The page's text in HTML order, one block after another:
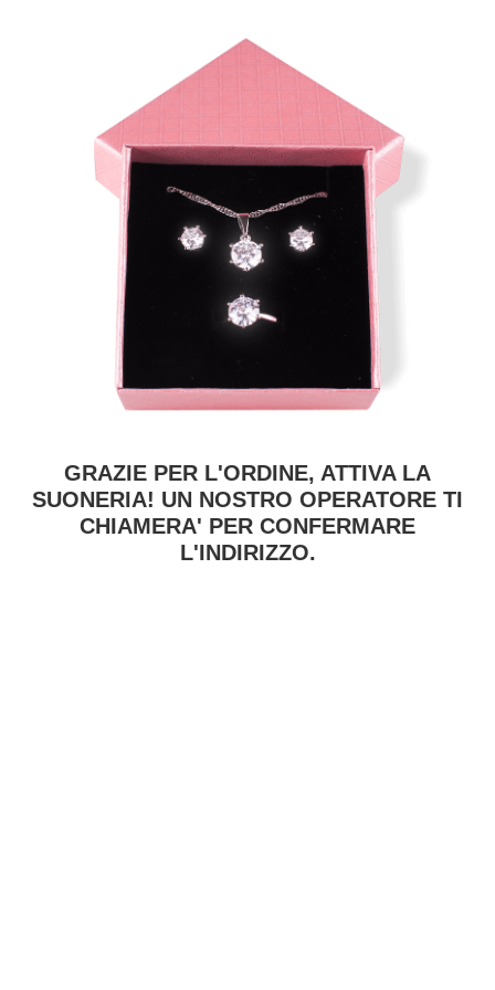
GRAZIE PER L'ORDINE, ATTIVA LA
SUONERIA! UN NOSTRO OPERATORE TI
CHIAMERA' PER CONFERMARE
L'INDIRIZZO.